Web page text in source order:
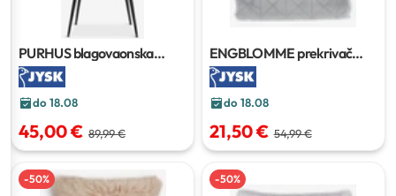
PURHUS blagovaonska
stolica
do 18.08
45,00 € 89,99 €
ENGBLOMME prekrivač
220x240 cm
do 18.08
21,50 € 54,99 €
-50% -50%